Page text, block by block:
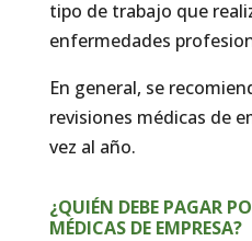
tipo de trabajo que
enfermedades
En general, se
revisiones médicas de
vez al año.
¿QUIÉN DEBE PAGAR
MÉDICAS DE EMPRESA?